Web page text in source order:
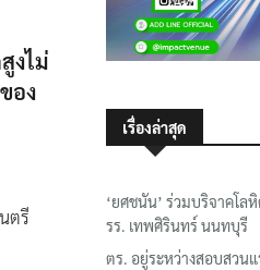
งไม่
อง
ตรี
เรื่องล่าสุด
‘ยศชนัน’ ร่วมบริจาคโล
รร. เทพศิรินทร์ นนทบุรี
ตร. อยู่ระหว่างสอบสวนแ